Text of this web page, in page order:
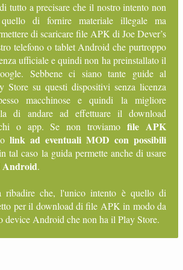
tutto a precisare che il nostro intento non
quello di fornire materiale illegale ma
di scaricare file APK di Joe Dever’s
telefono o tablet Android che purtroppo
ufficiale e quindi non ha preinstallato il
Sebbene ci siano tante guide al
Store su questi dispositivi senza licenza
macchinose e quindi la migliore
di andare ad effettuare il download
o app. Se non troviamofile APK
link ad eventuali MOD con possibili
tal caso la guida permette anche di usare
Android.
ribadire che, l'unico intento è quello di
per il download di file APK in modo da
device Android che non ha il Play Store.